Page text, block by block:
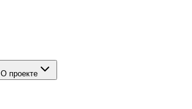
О проекте